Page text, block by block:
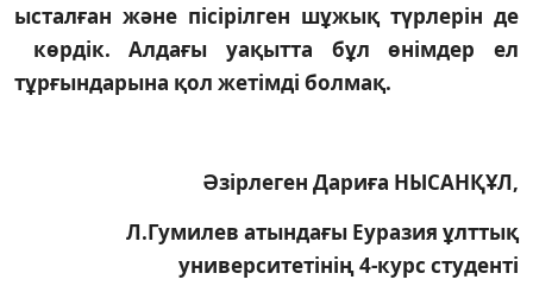
ысталған және пісірілген шұжық түрлерін де
көрдік. Алдағы уақытта бұл өнімдер ел
тұрғындарына қол жетімді болмақ.
Әзірлеген Дариға НЫСАНҚҰЛ,
Л.Гумилев атындағы Еуразия ұлттық
университетінің 4-курс студенті